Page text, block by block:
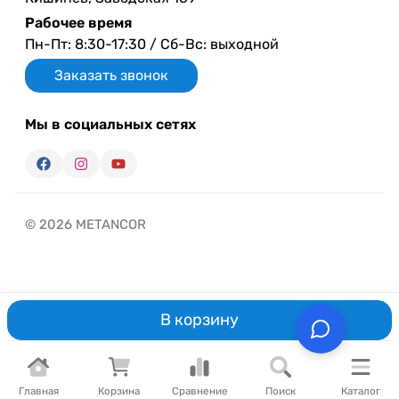
В корзину
Главная Корзина Сравнение Поиск Каталог
Рабочее время
Пн-Пт: 8:30-17:30 / Сб-Вс: выходной
Заказать звонок
Мы в социальных сетях
© 2026 METANCOR